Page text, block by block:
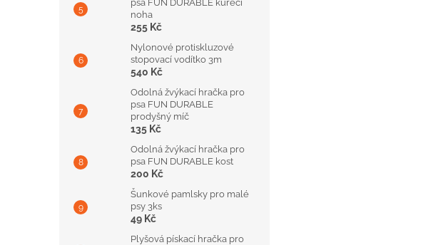
psa FUN DURABLE kuřecí
noha
255 Kč
Nylonové protiskluzové
stopovací vodítko 3m
540 Kč
Odolná žvýkací hračka pro
psa FUN DURABLE
prodyšný míč
135 Kč
Odolná žvýkací hračka pro
psa FUN DURABLE kost
200 Kč
Šunkové pamlsky pro malé
psy 3ks
49 Kč
Plyšová pískací hračka pro